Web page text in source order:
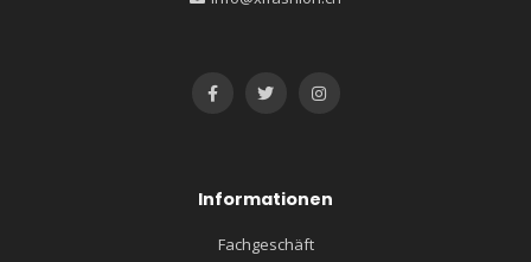
Informationen
Fachgeschäft